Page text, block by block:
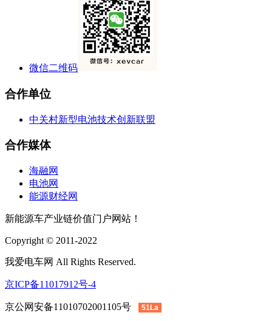
微信二维码
合作单位
中关村新型电池技术创新联盟
合作媒体
海融网
电池网
能源财经网
新能源车产业链价值门户网站！
Copyright © 2011-2022
我爱电车网 All Rights Reserved.
京ICP备11017912号-4
京公网安备11010702001105号 51La